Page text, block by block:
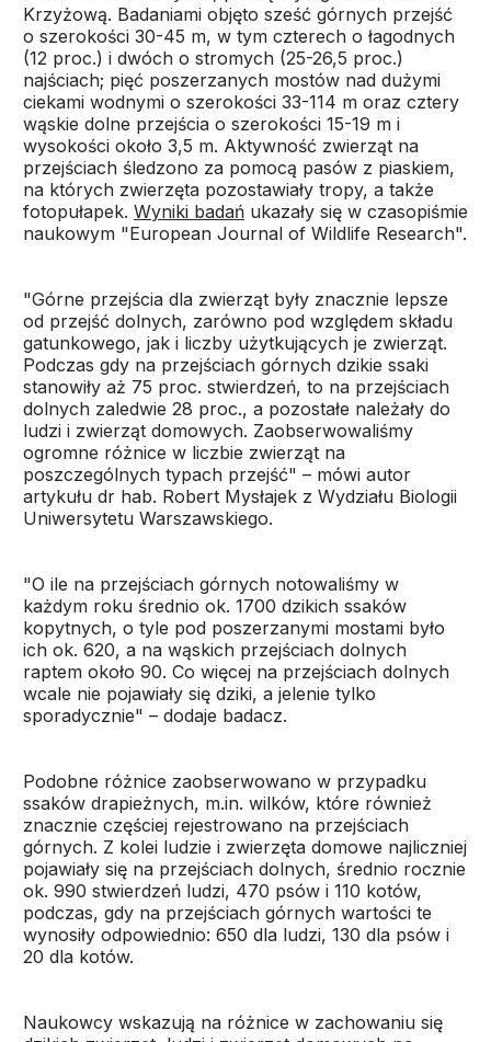
Krzyżową. Badaniami objęto sześć górnych przejść
o szerokości 30-45 m, w tym czterech o łagodnych
(12 proc.) i dwóch o stromych (25-26,5 proc.)
najściach; pięć poszerzanych mostów nad dużymi
ciekami wodnymi o szerokości 33-114 m oraz cztery
wąskie dolne przejścia o szerokości 15-19 m i
wysokości około 3,5 m. Aktywność zwierząt na
przejściach śledzono za pomocą pasów z piaskiem,
na których zwierzęta pozostawiały tropy, a także
fotopułapek. Wyniki badań ukazały się w czasopiśmie
naukowym "European Journal of Wildlife Research".
"Górne przejścia dla zwierząt były znacznie lepsze
od przejść dolnych, zarówno pod względem składu
gatunkowego, jak i liczby użytkujących je zwierząt.
Podczas gdy na przejściach górnych dzikie ssaki
stanowiły aż 75 proc. stwierdzeń, to na przejściach
dolnych zaledwie 28 proc., a pozostałe należały do
ludzi i zwierząt domowych. Zaobserwowaliśmy
ogromne różnice w liczbie zwierząt na
poszczególnych typach przejść" – mówi autor
artykułu dr hab. Robert Mysłajek z Wydziału Biologii
Uniwersytetu Warszawskiego.
"O ile na przejściach górnych notowaliśmy w
każdym roku średnio ok. 1700 dzikich ssaków
kopytnych, o tyle pod poszerzanymi mostami było
ich ok. 620, a na wąskich przejściach dolnych
raptem około 90. Co więcej na przejściach dolnych
wcale nie pojawiały się dziki, a jelenie tylko
sporadycznie" – dodaje badacz.
Podobne różnice zaobserwowano w przypadku
ssaków drapieżnych, m.in. wilków, które również
znacznie częściej rejestrowano na przejściach
górnych. Z kolei ludzie i zwierzęta domowe najliczniej
pojawiały się na przejściach dolnych, średnio rocznie
ok. 990 stwierdzeń ludzi, 470 psów i 110 kotów,
podczas, gdy na przejściach górnych wartości te
wynosiły odpowiednio: 650 dla ludzi, 130 dla psów i
20 dla kotów.
Naukowcy wskazują na różnice w zachowaniu się